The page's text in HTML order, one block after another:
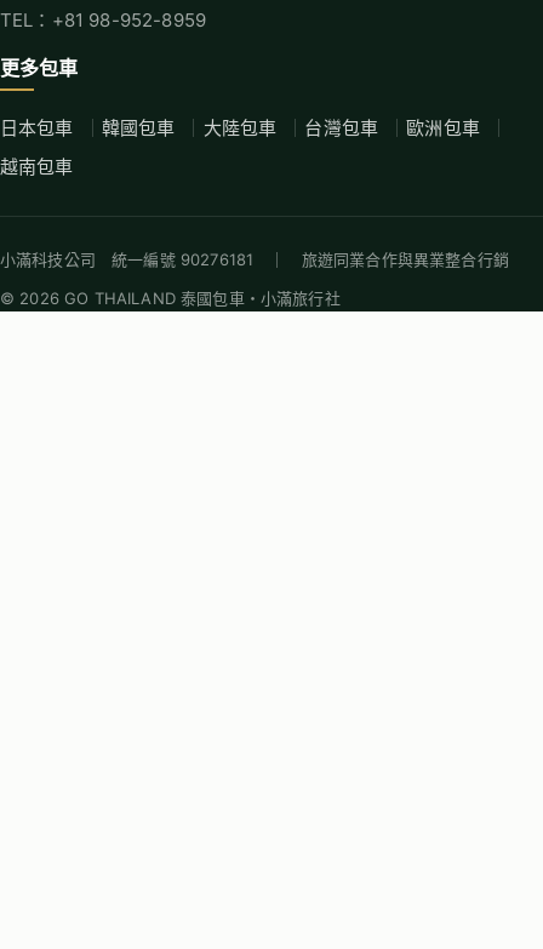
TEL：+81 98-952-8959
更多包車
日本包車 韓國包車 大陸包車 台灣包車
歐洲包車
越南包車
小滿科技公司 統一編號 90276181 ｜ 旅遊同業合作與異業整合行銷
© 2026 GO THAILAND 泰國包車・小滿旅行社